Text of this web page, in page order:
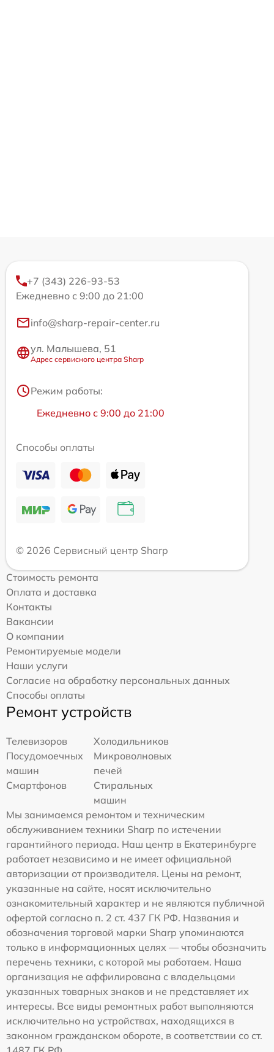
+7 (343) 226-93-53
Ежедневно с 9:00 до 21:00
info@sharp-repair-center.ru
ул. Малышева, 51
Адрес сервисного центра Sharp
Режим работы:
Ежедневно с 9:00 до 21:00
Способы оплаты
© 2026 Сервисный центр Sharp
Стоимость ремонта
Оплата и доставка
Контакты
Вакансии
О компании
Ремонтируемые модели
Наши услуги
Согласие на обработку персональных данных
Способы оплаты
Ремонт устройств
Телевизоров
Холодильников
Посудомоечных
машин
Микроволновых
печей
Смартфонов
Стиральных
машин
Мы занимаемся ремонтом и техническим
обслуживанием техники Sharp по истечении
гарантийного периода. Наш центр в Екатеринбурге
работает независимо и не имеет официальной
авторизации от производителя. Цены на ремонт,
указанные на сайте, носят исключительно
ознакомительный характер и не являются публичной
офертой согласно п. 2 ст. 437 ГК РФ. Названия и
обозначения торговой марки Sharp упоминаются
только в информационных целях — чтобы обозначить
перечень техники, с которой мы работаем. Наша
организация не аффилирована с владельцами
указанных товарных знаков и не представляет их
интересы. Все виды ремонтных работ выполняются
исключительно на устройствах, находящихся в
законном гражданском обороте, в соответствии со ст.